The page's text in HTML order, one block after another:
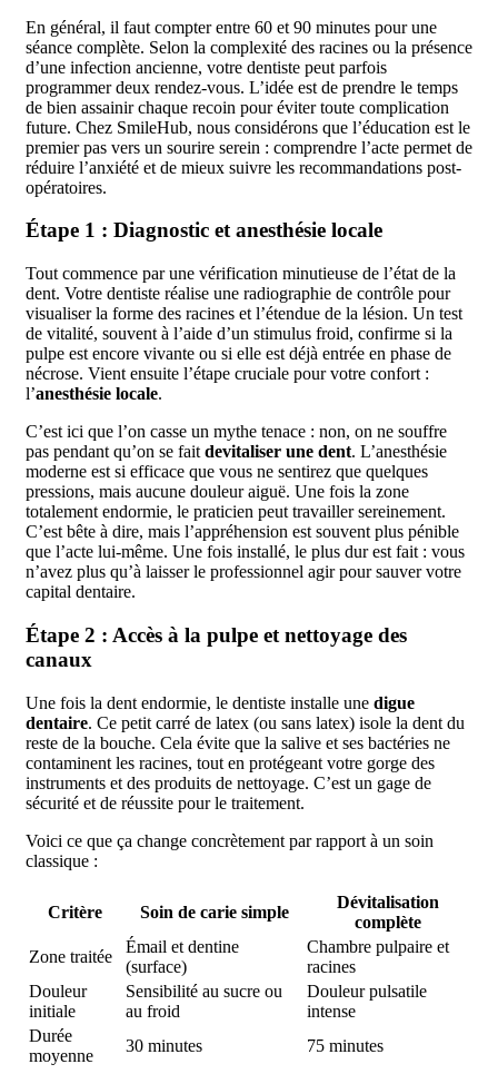
En général, il faut compter entre 60 et 90 minutes pour une
séance complète. Selon la complexité des racines ou la présence
d’une infection ancienne, votre dentiste peut parfois
programmer deux rendez-vous. L’idée est de prendre le temps
de bien assainir chaque recoin pour éviter toute complication
future. Chez SmileHub, nous considérons que l’éducation est le
premier pas vers un sourire serein : comprendre l’acte permet de
réduire l’anxiété et de mieux suivre les recommandations post-
opératoires.
Étape 1 : Diagnostic et anesthésie locale
Tout commence par une vérification minutieuse de l’état de la
dent. Votre dentiste réalise une radiographie de contrôle pour
visualiser la forme des racines et l’étendue de la lésion. Un test
de vitalité, souvent à l’aide d’un stimulus froid, confirme si la
pulpe est encore vivante ou si elle est déjà entrée en phase de
nécrose. Vient ensuite l’étape cruciale pour votre confort :
l’anesthésie locale.
C’est ici que l’on casse un mythe tenace : non, on ne souffre
pas pendant qu’on se fait devitaliser une dent. L’anesthésie
moderne est si efficace que vous ne sentirez que quelques
pressions, mais aucune douleur aiguë. Une fois la zone
totalement endormie, le praticien peut travailler sereinement.
C’est bête à dire, mais l’appréhension est souvent plus pénible
que l’acte lui-même. Une fois installé, le plus dur est fait : vous
n’avez plus qu’à laisser le professionnel agir pour sauver votre
capital dentaire.
Étape 2 : Accès à la pulpe et nettoyage des
canaux
Une fois la dent endormie, le dentiste installe une digue
dentaire. Ce petit carré de latex (ou sans latex) isole la dent du
reste de la bouche. Cela évite que la salive et ses bactéries ne
contaminent les racines, tout en protégeant votre gorge des
instruments et des produits de nettoyage. C’est un gage de
sécurité et de réussite pour le traitement.
Voici ce que ça change concrètement par rapport à un soin
classique :
Critère Soin de carie simple
Dévitalisation
complète
Zone traitée
Émail et dentine
(surface)
Chambre pulpaire et
racines
Douleur
initiale
Sensibilité au sucre ou
au froid
Douleur pulsatile
intense
Durée
moyenne
30 minutes 75 minutes